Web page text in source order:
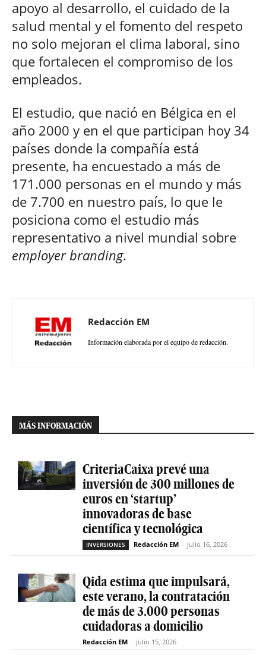
apoyo al desarrollo, el cuidado de la
salud mental y el fomento del respeto
no solo mejoran el clima laboral, sino
que fortalecen el compromiso de los
empleados.
El estudio, que nació en Bélgica en el
año 2000 y en el que participan hoy 34
países donde la compañía está
presente, ha encuestado a más de
171.000 personas en el mundo y más
de 7.700 en nuestro país, lo que le
posiciona como el estudio más
representativo a nivel mundial sobre
employer branding.
Redacción EM
Información elaborada por el equipo de redacción.
MÁS INFORMACIÓN
CriteriaCaixa prevé una
inversión de 300 millones de
euros en ‘startup’
innovadoras de base
científica y tecnológica
INVERSIONES Redacción EM - julio 16, 2026
Qida estima que impulsará,
este verano, la contratación
de más de 3.000 personas
cuidadoras a domicilio
Redacción EM - julio 15, 2026